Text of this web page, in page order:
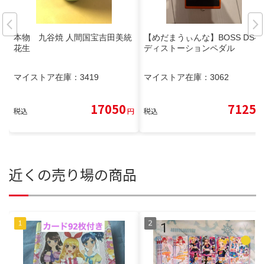
本物 九谷焼 人間国宝吉田美統
花生
マイストア在庫： 3419
税込 17050円
【めだまうぃんな】BOSS DS-1
ディストーションペダル
マイストア在庫： 3062
税込 7125
近くの売り場の商品